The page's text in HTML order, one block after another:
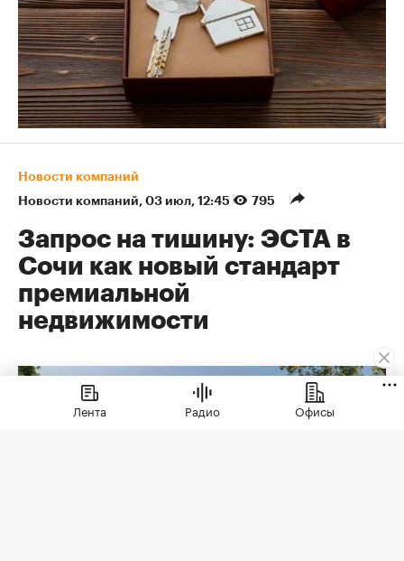
Новости компаний
Новости компаний⁠, 03 июл, 12:45 795
Запрос на тишину: ЭСТА в
Сочи как новый стандарт
премиальной
недвижимости
Лента Радио Офисы